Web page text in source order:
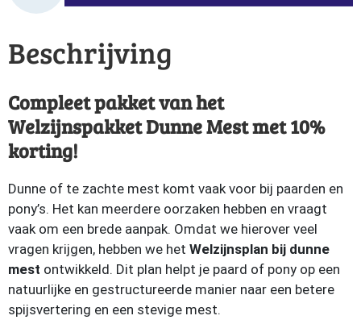
Beschrijving
Compleet pakket van het
Welzijnspakket Dunne Mest met 10%
korting!
Dunne of te zachte mest komt vaak voor bij paarden en
pony’s. Het kan meerdere oorzaken hebben en vraagt
vaak om een brede aanpak. Omdat we hierover veel
vragen krijgen, hebben we het Welzijnsplan bij dunne
mest ontwikkeld. Dit plan helpt je paard of pony op een
natuurlijke en gestructureerde manier naar een betere
spijsvertering en een stevige mest.